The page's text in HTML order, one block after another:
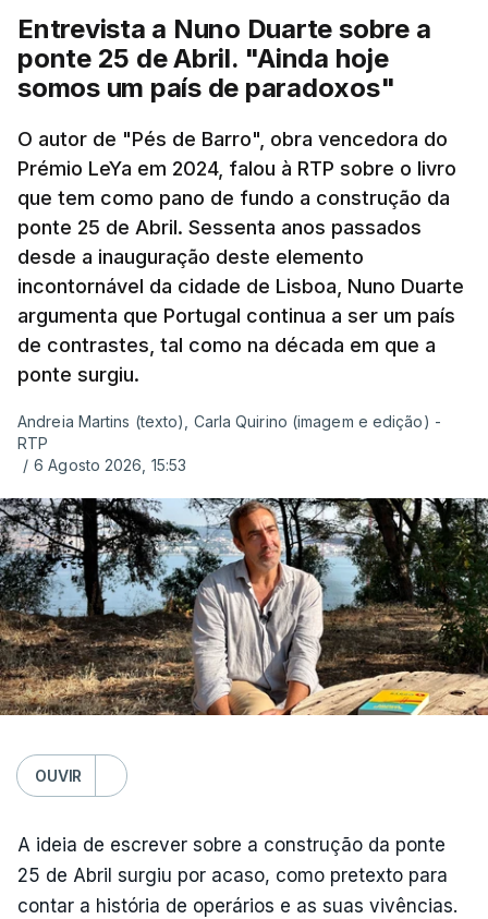
Entrevista a Nuno Duarte sobre a
ponte 25 de Abril. "Ainda hoje
somos um país de paradoxos"
O autor de "Pés de Barro", obra vencedora do
Prémio LeYa em 2024, falou à RTP sobre o livro
que tem como pano de fundo a construção da
ponte 25 de Abril. Sessenta anos passados
desde a inauguração deste elemento
incontornável da cidade de Lisboa, Nuno Duarte
argumenta que Portugal continua a ser um país
de contrastes, tal como na década em que a
ponte surgiu.
Andreia Martins (texto), Carla Quirino (imagem e edição) -
RTP
/ 6 Agosto 2026, 15:53
OUVIR
A ideia de escrever sobre a construção da ponte
25 de Abril surgiu por acaso, como pretexto para
contar a história de operários e as suas vivências.